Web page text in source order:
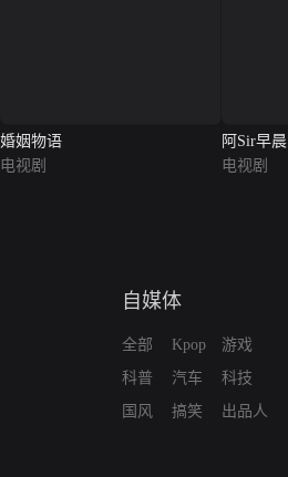
婚姻物语
电视剧
阿Sir早晨
电视剧
自媒体
全部
科普
国风
Kpop
汽车
搞笑
游戏
科技
出品人